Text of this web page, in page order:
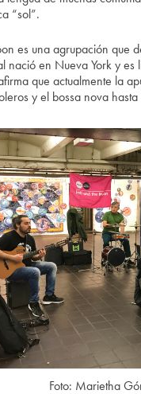
“sol”.
es una agrupación que
nació en Nueva York y
que actualmente la
y el bossa nova
Foto: Marietha